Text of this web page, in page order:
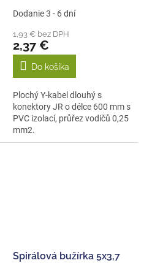
Dodanie 3 - 6 dní
1,93 € bez DPH
2,37 €
Do košíka
Plochý Y-kabel dlouhý s
konektory JR o délce 600 mm s
PVC izolací, průřez vodičů 0,25
mm2.
Spirálová bužírka 5x3,7